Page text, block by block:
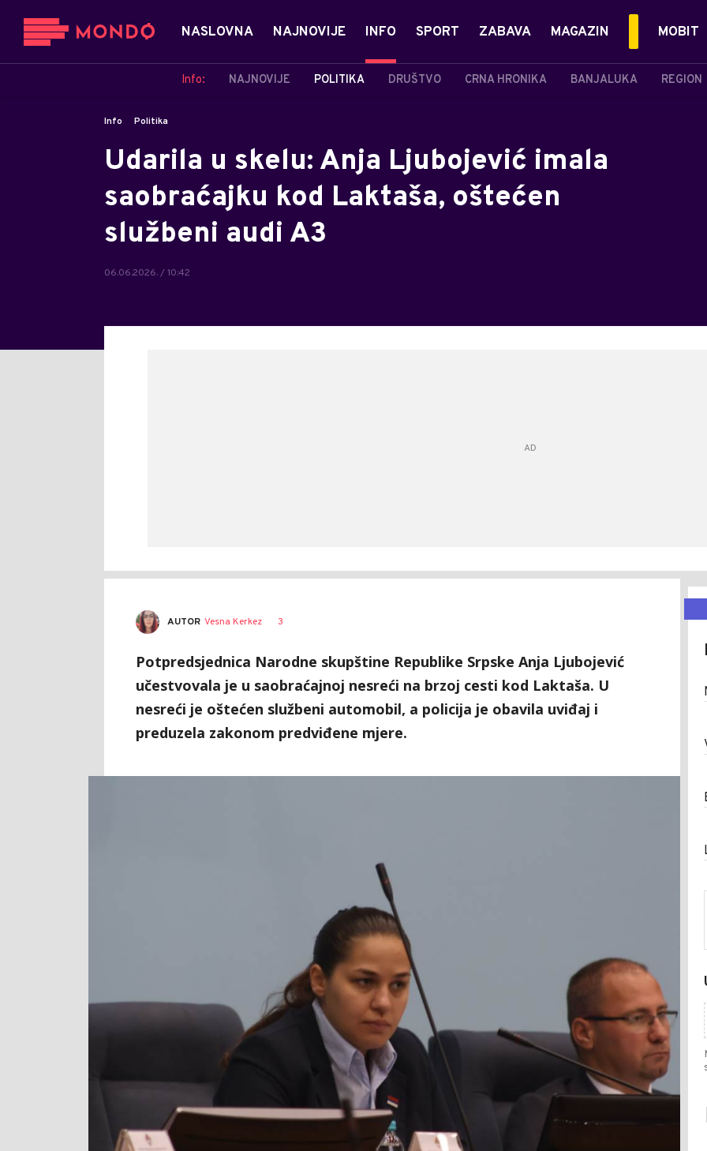
NASLOVNA NAJNOVIJE INFO
Info: NAJNOVIJE POLITIKA DRUŠTVO CRNA HRONIKA BANJALUKA REGION
SPORT ZABAVA MAGAZIN MOBIT
Info Politika
Udarila u skelu: Anja Ljubojević imala
saobraćajku kod Laktaša, oštećen
službeni audi A3
06.06.2026. / 10:42
AUTOR Vesna Kerkez 3
Potpredsjednica Narodne skupštine Republike Srpske Anja Ljubojević
učestvovala je u saobraćajnoj nesreći na brzoj cesti kod Laktaša. U
nesreći je oštećen službeni automobil, a policija je obavila uviđaj i
preduzela zakonom predviđene mjere.